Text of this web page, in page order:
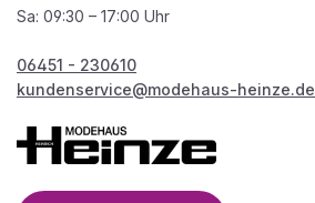
Sa: 09:30 – 17:00 Uhr
06451 - 230610
kundenservice@modehaus-heinze.de